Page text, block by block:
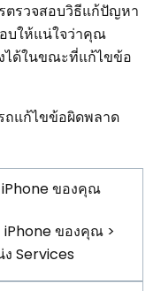
ตรวจสอบวิธีแก้ปัญหา
บให้แน่ใจว่าคุณ
ได้ในขณะที่แก้ไขข้อ
แก้ไขข้อผิดพลาด
iPhone ของคุณ
ของคุณ >
Services